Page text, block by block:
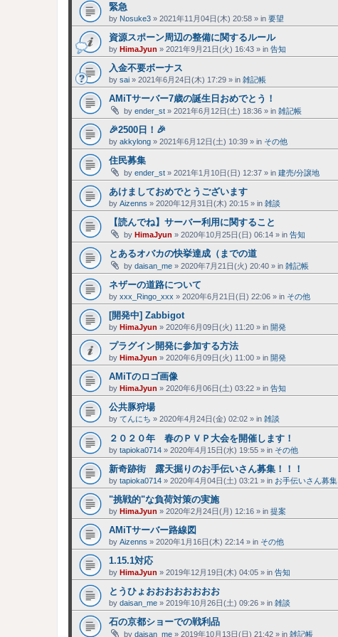
緊急
by Nosuke3 » 2021年11月04日(木) 20:58 » in 要望
資源スポーン周辺の整備に関するルール
by HimaJyun » 2021年9月21日(火) 16:43 » in 告知
入金不要ボーナス
by sai » 2021年6月24日(木) 17:29 » in 雑記帳
AMiTサーバー7歳の誕生日おめでとう！
by ender_st » 2021年6月12日(土) 18:36 » in 雑記帳
🎉2500日！🎉
by akkylong » 2021年6月12日(土) 10:39 » in その他
住民募集
by ender_st » 2021年1月10日(日) 12:37 » in 建売/分譲地
あけましておめでとうございます
by Aizenns » 2020年12月31日(木) 20:15 » in 雑談
【読んでね】サーバー利用に関すること
by HimaJyun » 2020年10月25日(日) 06:14 » in 告知
とあるオバカの快挙達成（までの道
by daisan_me » 2020年7月21日(火) 20:40 » in 雑記帳
ネザーの道路について
by xxx_Ringo_xxx » 2020年6月21日(日) 22:06 » in その他
[開発中] Zabbigot
by HimaJyun » 2020年6月09日(火) 11:20 » in 開発
プラグイン開発に参加する方法
by HimaJyun » 2020年6月09日(火) 11:00 » in 開発
AMiTのロゴ画像
by HimaJyun » 2020年6月06日(土) 03:22 » in 告知
公共豚狩場
by てんにち » 2020年4月24日(金) 02:02 » in 雑談
２０２０年 春のＰＶＰ大会を開催します！
by tapioka0714 » 2020年4月15日(水) 19:55 » in その他
新奇跡街 露天掘りのお手伝いさん募集！！！
by tapioka0714 » 2020年4月04日(土) 03:21 » in お手伝いさん募集
"挑戦的"な負荷対策の実施
by HimaJyun » 2020年2月24日(月) 12:16 » in 提案
AMiTサーバー路線図
by Aizenns » 2020年1月16日(木) 22:14 » in その他
1.15.1対応
by HimaJyun » 2019年12月19日(木) 04:05 » in 告知
とうひょおおおおおおおお
by daisan_me » 2019年10月26日(土) 09:26 » in 雑談
石の京都ショーでの戦利品
by daisan_me » 2019年10月13日(日) 21:42 » in 雑記帳